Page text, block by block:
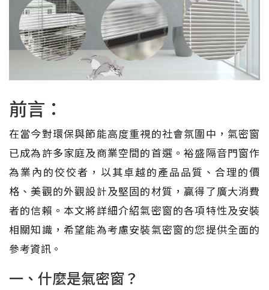
前言：
在當今對環保與節能高度重視的社會氛圍中，氣密窗
已成為許多家庭及商業空間的首選。裕盛隔音門窗作
為業內的佼佼者，以其卓越的產品品質、合理的價
格、美觀的外觀設計及堅固的材質，贏得了廣大消費
者的信賴。本文將詳細介紹氣密窗的各項特性及安裝
相關知識，希望能為考慮安裝氣密窗的您提供全面的
參考資訊。
一、什麼是氣密窗？